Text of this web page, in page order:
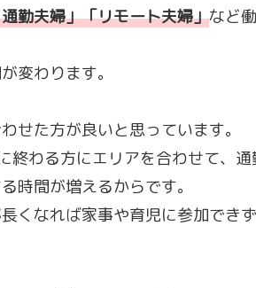
勤夫婦」「リモート夫婦」など
変わります。
せた方が良いと思っています。
わる方にエリアを合わせて、
時間が増えるからです。
くなれば家事や育児に参加でき